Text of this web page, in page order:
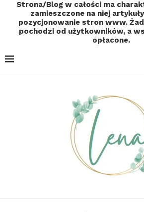
Strona/Blog w całości ma
zamieszczone na niej
pozycjonowanie stron www.
pochodzi od użytkowników, a
opłacone.